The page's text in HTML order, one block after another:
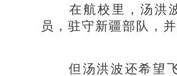
在航校里，汤洪波
员，驻守新疆部队，
但汤洪波还希望飞